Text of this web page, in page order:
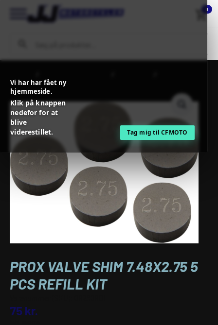
Vi har har fået ny
hjemmeside.
Klik på knappen
nedefor for at
blive
viderestillet.
Tag mig til CFMOTO
0
SHIM 7.48X2.75 5 PCS REFILL KIT
PROX VALVE SHIM 7.48X2.75 5
PCS REFILL KIT
75 kr.